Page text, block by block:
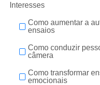
Interesses
Como aumentar a
ensaios
Como conduzir
câmera
Como transformar
emocionais